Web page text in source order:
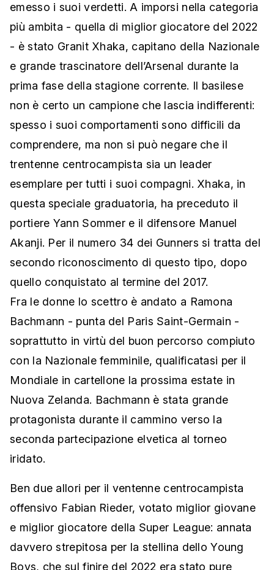
emesso i suoi verdetti. A imporsi nella categoria
più ambita - quella di miglior giocatore del 2022
- è stato Granit Xhaka, capitano della Nazionale
e grande trascinatore dell’Arsenal durante la
prima fase della stagione corrente. Il basilese
non è certo un campione che lascia indifferenti:
spesso i suoi comportamenti sono difficili da
comprendere, ma non si può negare che il
trentenne centrocampista sia un leader
esemplare per tutti i suoi compagni. Xhaka, in
questa speciale graduatoria, ha preceduto il
portiere Yann Sommer e il difensore Manuel
Akanji. Per il numero 34 dei Gunners si tratta del
secondo riconoscimento di questo tipo, dopo
quello conquistato al termine del 2017.
Fra le donne lo scettro è andato a Ramona
Bachmann - punta del Paris Saint-Germain -
soprattutto in virtù del buon percorso compiuto
con la Nazionale femminile, qualificatasi per il
Mondiale in cartellone la prossima estate in
Nuova Zelanda. Bachmann è stata grande
protagonista durante il cammino verso la
seconda partecipazione elvetica al torneo
iridato.
Ben due allori per il ventenne centrocampista
offensivo Fabian Rieder, votato miglior giovane
e miglior giocatore della Super League: annata
davvero strepitosa per la stellina dello Young
Boys, che sul finire del 2022 era stato pure